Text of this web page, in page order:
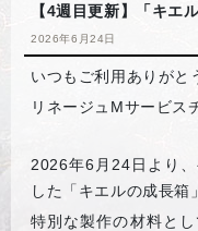
【4週目更新】「キエ
2026年6月24日
いつもご利用ありがと
リネージュMサービス
2026年6月24日より
した「キエルの成長箱
特別な製作の材料と